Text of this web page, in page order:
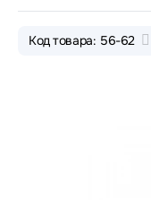
Код товара: 56-62